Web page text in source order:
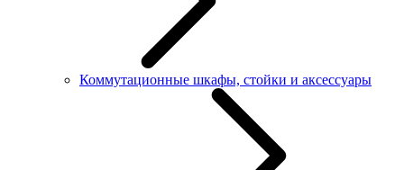
Коммутационные шкафы, стойки и аксессуары